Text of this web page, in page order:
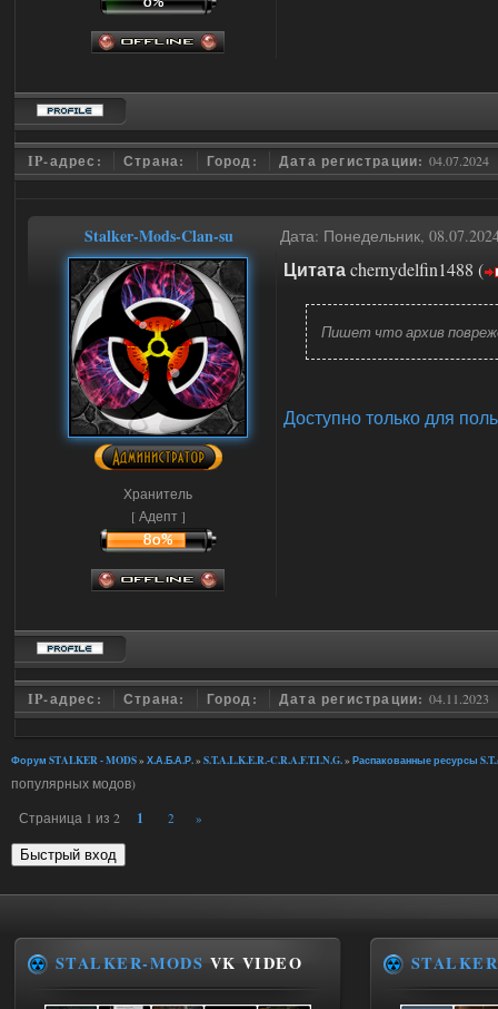
IP-адрес: Страна: Город: Дата регистрации: 04.07.2024
Stalker-Mods-Clan-su Дата: Понедельник,
Хранитель
[ Адепт ]
Цитатаchernydelfin1488 (
Пишет что архив
Доступно только для
IP-адрес: Страна: Город: Дата регистрации: 04.11.2023
Форум STALKER - MODS» Х.А.Б.А.Р.» S.T.A.L.K.E.R.-C.R.A.F.T.I.N.G.» Распакованные ресурсы
популярных модов)
Страница 1 из 2 1 2 »
STALKER-MODS VK VIDEO